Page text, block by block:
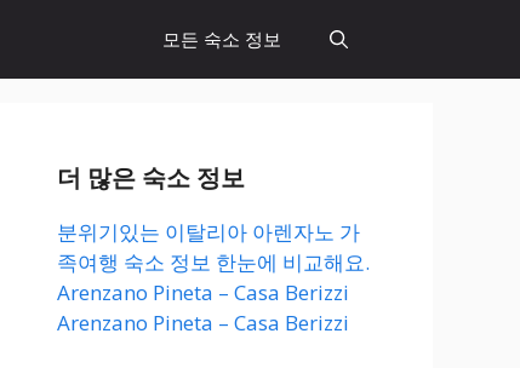
모든 숙소 정보
더 많은 숙소 정보
분위기있는 이탈리아 아렌자노 가
족여행 숙소 정보 한눈에 비교해요.
Arenzano Pineta – Casa Berizzi
Arenzano Pineta – Casa Berizzi